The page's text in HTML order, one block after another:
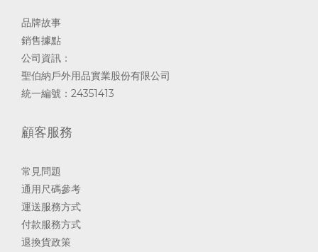
品牌故事
銷售據點
公司資訊：
聖伯納戶外用品實業股份有限公司
統一編號：24351413
顧客服務
常見問題
通用尺碼參考
運送服務方式
付款服務方式
退換貨政策